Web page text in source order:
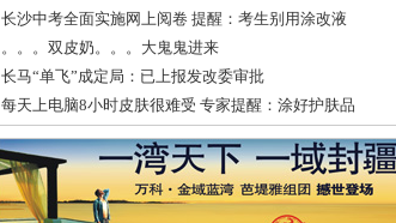
长沙中考全面实施网上阅卷 提醒：考生别用涂改液
。。。双皮奶。。。大鬼鬼进来
长马“单飞”成定局：已上报发改委审批
每天上电脑8小时皮肤很难受 专家提醒：涂好护肤品